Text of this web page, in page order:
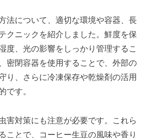
法について、適切な環境や容器、長
クニックを紹介しました。鮮度を保
度、光の影響をしっかり管理するこ
密閉容器を使用することで、外部の
り、さらに冷凍保存や乾燥剤の活用
です。
害対策にも注意が必要です。これら
ことで、コーヒー生豆の風味や香り